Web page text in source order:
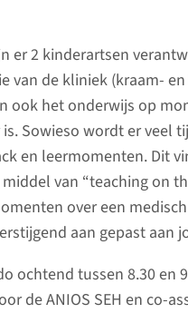
er 2 kinderartsen
van de kliniek (kraam-
ook het onderwijs op
Sowieso wordt er veel
en leermomenten. Dit
van “teaching on
over een
aan gepast aan
ochtend tussen 8.30 en
de ANIOS SEH en co-
lees meer